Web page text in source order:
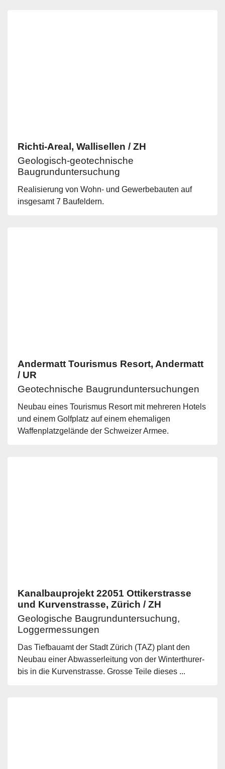
Richti-Areal, Wallisellen / ZH
Geologisch-geotechnische
Baugrunduntersuchung
Realisierung von Wohn- und Gewerbebauten auf
insgesamt 7 Baufeldern.
Andermatt Tourismus Resort, Andermatt
/ UR
Geotechnische Baugrunduntersuchungen
Neubau eines Tourismus Resort mit mehreren Hotels
und einem Golfplatz auf einem ehemaligen
Waffenplatzgelände der Schweizer Armee.
Kanalbauprojekt 22051 Ottikerstrasse
und Kurvenstrasse, Zürich / ZH
Geologische Baugrunduntersuchung,
Loggermessungen
Das Tiefbauamt der Stadt Zürich (TAZ) plant den
Neubau einer Abwasserleitung von der Winterthurer-
bis in die Kurvenstrasse. Grosse Teile dieses ...